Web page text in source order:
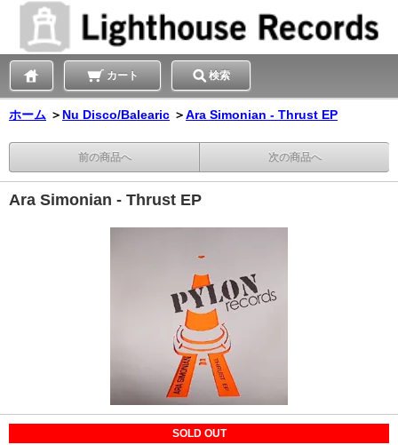
カート 検索
ホーム ＞ Nu Disco/Balearic ＞Ara Simonian - Thrust EP
前の商品へ 次の商品へ
Ara Simonian - Thrust EP
SOLD OUT